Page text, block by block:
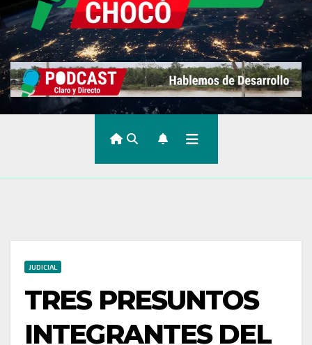
JUDICIAL
TRES PRESUNTOS
INTEGRANTES DEL